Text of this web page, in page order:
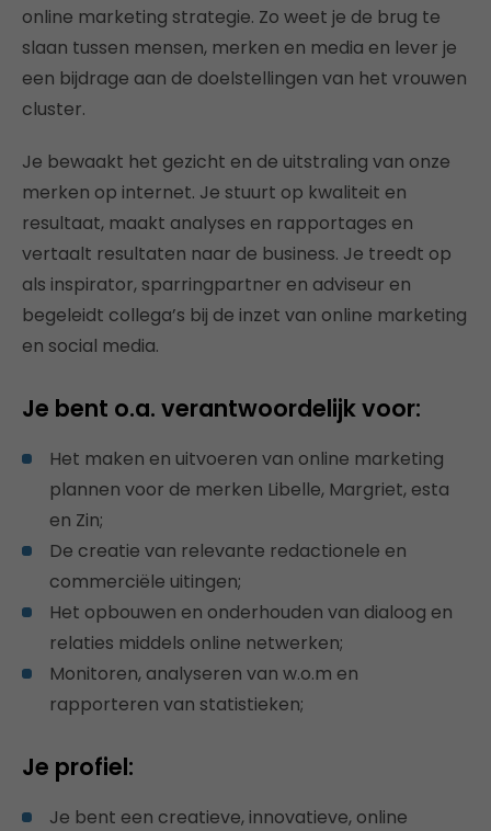
online marketing strategie. Zo weet je de brug te
slaan tussen mensen, merken en media en lever je
een bijdrage aan de doelstellingen van het vrouwen
cluster.
Je bewaakt het gezicht en de uitstraling van onze
merken op internet. Je stuurt op kwaliteit en
resultaat, maakt analyses en rapportages en
vertaalt resultaten naar de business. Je treedt op
als inspirator, sparringpartner en adviseur en
begeleidt collega’s bij de inzet van online marketing
en social media.
Je bent o.a. verantwoordelijk voor:
Het maken en uitvoeren van online marketing
plannen voor de merken Libelle, Margriet, esta
en Zin;
De creatie van relevante redactionele en
commerciële uitingen;
Het opbouwen en onderhouden van dialoog en
relaties middels online netwerken;
Monitoren, analyseren van w.o.m en
rapporteren van statistieken;
Je profiel:
Je bent een creatieve, innovatieve, online